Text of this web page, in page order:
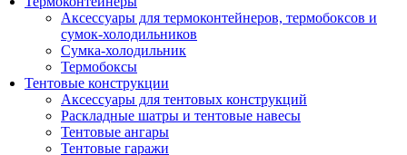
Аксессуары для термоконтейнеров, термобоксов и
сумок-холодильников
Сумка-холодильник
Термобоксы
Тентовые конструкции
Аксессуары для тентовых конструкций
Раскладные шатры и тентовые навесы
Тентовые ангары
Тентовые гаражи